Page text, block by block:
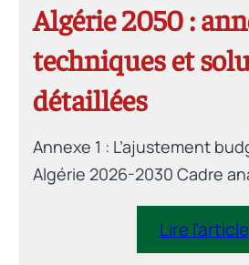
Algérie 2050 :
techniques et
détaillées
Annexe 1 : L’ajustement
Algérie 2026-2030 Cadre
annexe complète la section
centralité du budget en
modalités analytiques et
Lire l’article